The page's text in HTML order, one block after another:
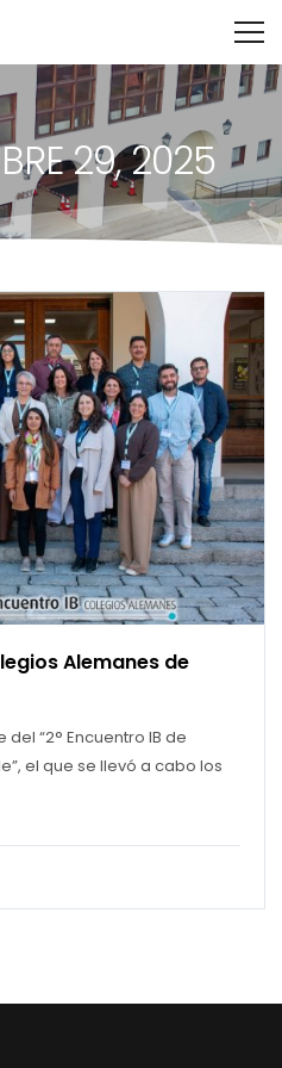
29, 2025
Alemanes de
“2° Encuentro IB de
el que se llevó a cabo los